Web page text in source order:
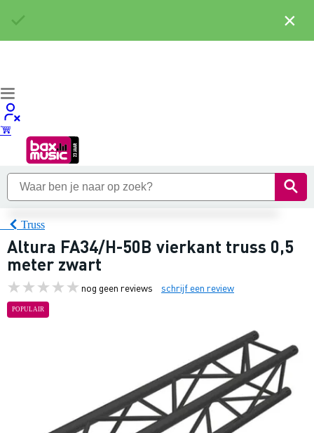
Truss
Altura FA34/H-50B vierkant truss 0,5
meter zwart
nog geen reviews schrijf een review
POPULAIR
×